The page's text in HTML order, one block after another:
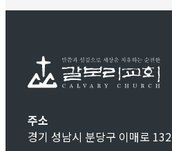
주소
경기 성남시 분당구 이매로